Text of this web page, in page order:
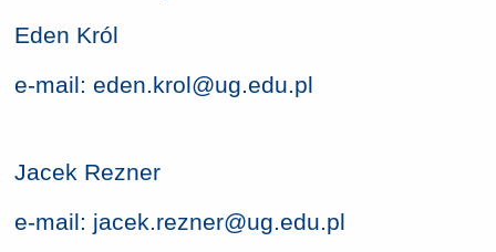
Eden Król
e-mail: eden.krol@ug.edu.pl
Jacek Rezner
e-mail: jacek.rezner@ug.edu.pl